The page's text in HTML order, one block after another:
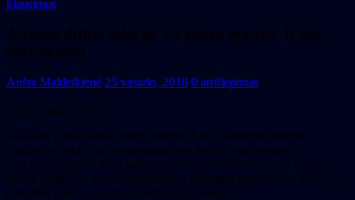
klausimus
Atėjome dirbti, sakė jie. Aš atėjau mąstyti. Ir tuo
didžiuojuosi
Aušra Maldeikienė 25 vasario, 2018 0 atsiliepimas
2018 vasario 25 d.
Šiandien viena ponia, matyt, medikė Lina Gudelytė vienoje
diskusijoje leido sau samprotauti apie kuklų mano asmenį:
„Su visa pagarba jums kad isstumete abramikiene…. bet vis dar
laukiu kada nuo savo intelektualiniu blevyzgu pereisit prie darbu…
pakolkas tyla…o jau puse kadencijos praejo..“